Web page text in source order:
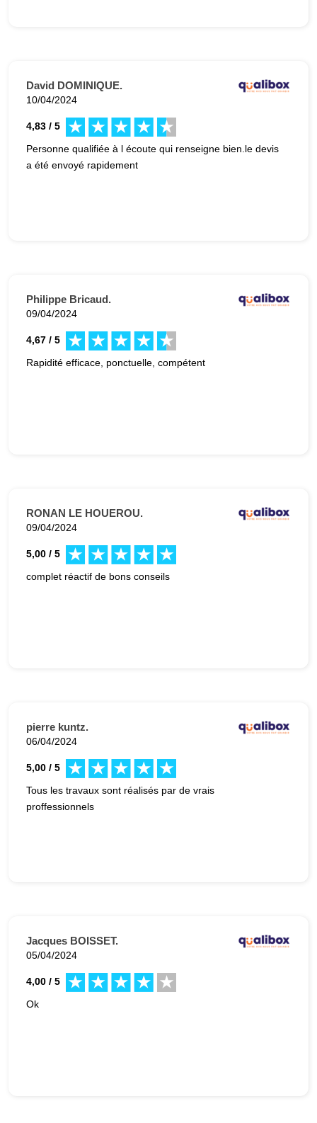
David DOMINIQUE.
10/04/2024
4,83 / 5
Personne qualifiée à l écoute qui renseigne bien.le devis
a été envoyé rapidement
Philippe Bricaud.
09/04/2024
4,67 / 5
Rapidité efficace, ponctuelle, compétent
RONAN LE HOUEROU.
09/04/2024
5,00 / 5
complet réactif de bons conseils
pierre kuntz.
06/04/2024
5,00 / 5
Tous les travaux sont réalisés par de vrais
proffessionnels
Jacques BOISSET.
05/04/2024
4,00 / 5
Ok